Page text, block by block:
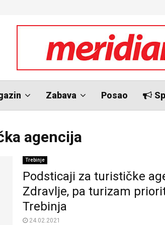
Zabava Posao
agencija
Trebinje
Podsticaji za turističke
Zdravlje, pa turizam
Trebinja
24.02.2021